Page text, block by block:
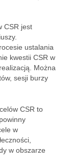
CSR jest
ustalania
kwestii CSR w
Można
sesji burzy
CSR to
w
w obszarze